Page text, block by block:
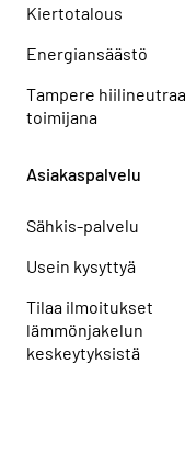
Kiertotalous
Energiansäästö
Tampere
toimijana
Asiakaspalvelu
Sähkis-palvelu
Usein kysyttyä
Tilaa ilmoitukset
lämmönjakelun
keskeytyksistä